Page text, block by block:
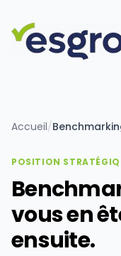
Accueil/
POSITION
vous en
ensuite.